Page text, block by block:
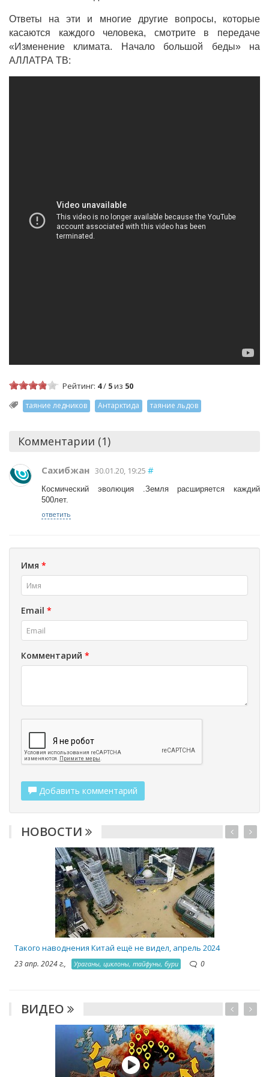
Ответы на эти и многие другие вопросы, которые
касаются каждого человека, смотрите в передаче
«Изменение климата. Начало большой беды» на
АЛЛАТРА ТВ:
Рейтинг: 4/ 5из 50
таяние ледников Антарктида таяние льдов
Комментарии (1)
Сахибжан 30.01.20, 19:25 #
Космический эволюция .Земля расширяется каждий
500лет.
ответить
Имя *
Email *
Комментарий *
Добавить комментарий
НОВОСТИ
Такого наводнения Китай ещё не видел, апрель 2024
23 апр. 2024 г., Ураганы, циклоны, тайфуны, бури 0
ВИДЕО